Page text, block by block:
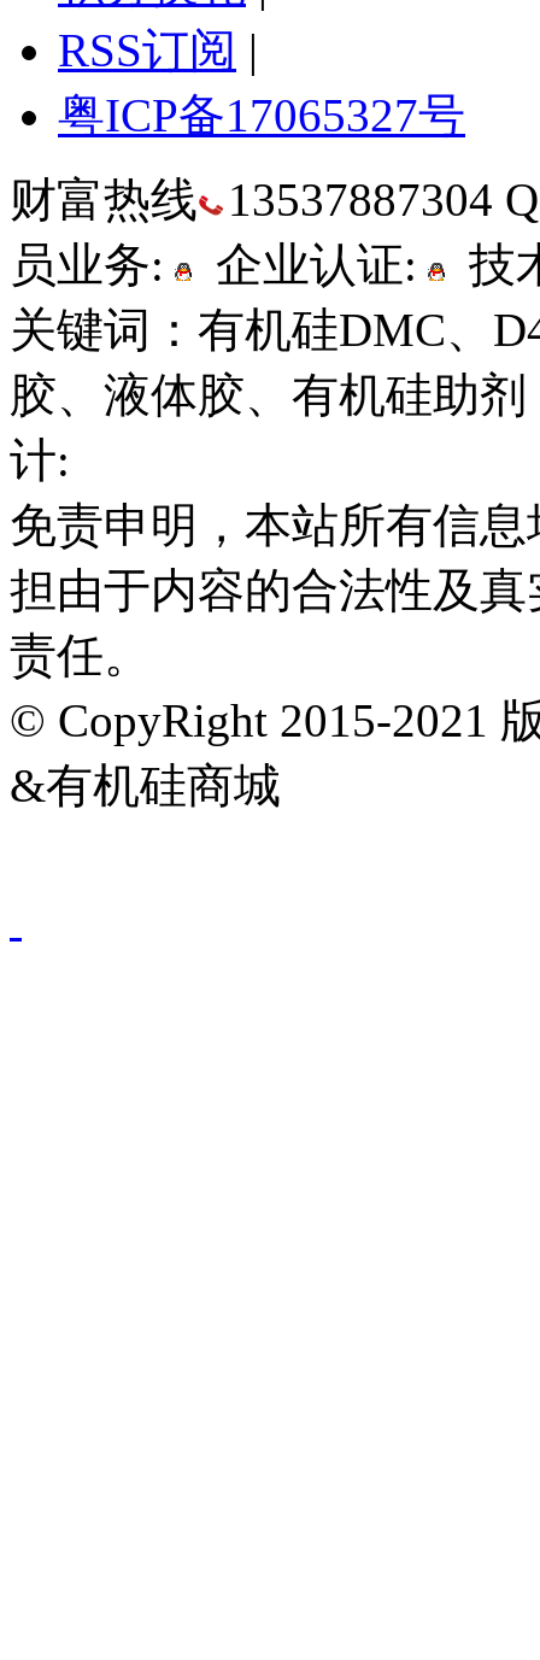
RSS订阅 |
粤ICP备17065327号
财富热线
13537887304
员业务:
企业认证:
技
关键词：有机硅DMC、
胶、液体胶、有机硅助
计:
免责申明，本站所有信
担由于内容的合法性及
责任。
© CopyRight 2015-2021
&有机硅商城